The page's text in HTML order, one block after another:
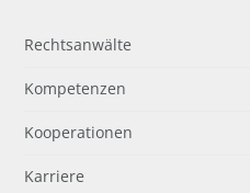
Rechtsanwälte
Kompetenzen
Kooperationen
Karriere